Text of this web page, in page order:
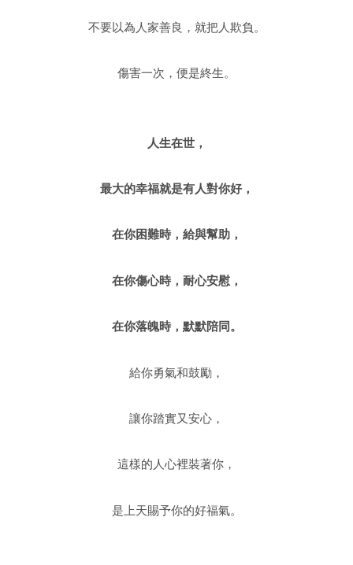
不要以為人家善良，就把人欺負。
傷害一次，便是終生。
人生在世，
最大的幸福就是有人對你好，
在你困難時，給與幫助，
在你傷心時，耐心安慰，
在你落魄時，默默陪同。
給你勇氣和鼓勵，
讓你踏實又安心，
這樣的人心裡裝著你，
是上天賜予你的好福氣。